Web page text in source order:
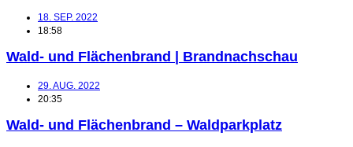
18. SEP. 2022
18:58
Wald- und Flächenbrand | Brandnachschau
29. AUG. 2022
20:35
Wald- und Flächenbrand – Waldparkplatz